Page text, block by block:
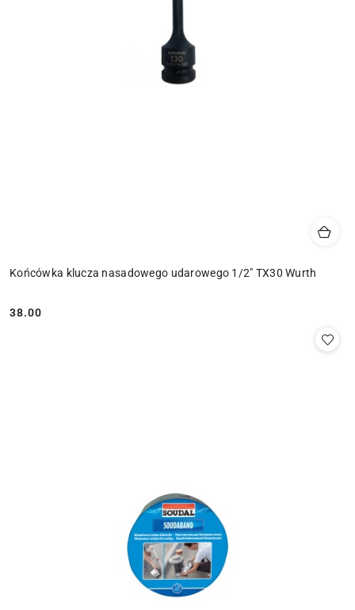
Końcówka klucza nasadowego udarowego 1/2" TX30 Wurth
Cena:
38.00